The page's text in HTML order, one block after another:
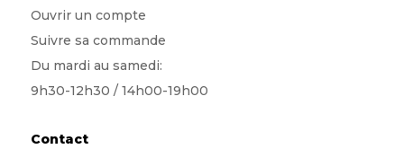
Ouvrir un compte
Suivre sa commande
Du mardi au samedi:
9h30-12h30 / 14h00-19h00
Contact